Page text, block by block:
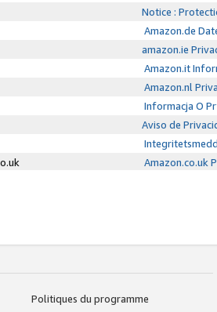
Notice :
Amazon.de
amazon.ie
Amazon.it
Amazon.nl
Informacja O
Aviso de
Amazon.co.uk
Politiques du programme